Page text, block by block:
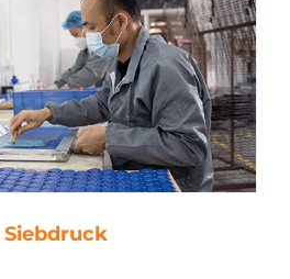
Siebdruck